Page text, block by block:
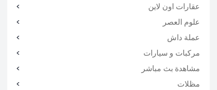
عقارات اون لاين
علوم العصر
عملة داش
مركبات و سيارات
مشاهدة بث مباشر
مظلات